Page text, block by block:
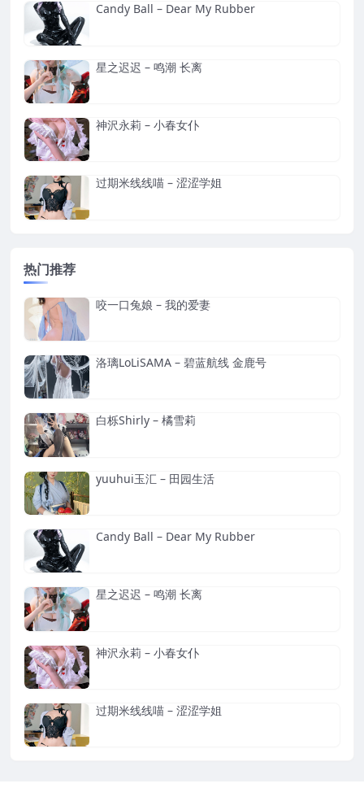
Candy Ball – Dear My Rubber
星之迟迟 – 鸣潮 长离
神沢永莉 – 小春女仆
过期米线线喵 – 涩涩学姐
热门推荐
咬一口兔娘 – 我的爱妻
洛璃LoLiSAMA – 碧蓝航线 金鹿号
白栎Shirly – 橘雪莉
yuuhui玉汇 – 田园生活
Candy Ball – Dear My Rubber
星之迟迟 – 鸣潮 长离
神沢永莉 – 小春女仆
过期米线线喵 – 涩涩学姐